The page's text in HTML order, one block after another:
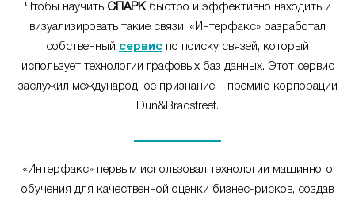
Чтобы научить СПАРКбыстро и эффективно находить и
визуализировать такие связи, «Интерфакс» разработал
собственный сервис по поиску связей, который
использует технологии графовых баз данных. Этот сервис
заслужил международное признание – премию корпорации
Dun&Bradstreet.
«Интерфакс» первым использовал технологии машинного
обучения для качественной оценки бизнес-рисков, создав